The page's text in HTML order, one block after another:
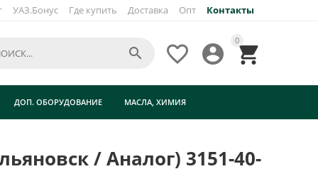
УАЗ.Бонус Где купить Доставка Опт Контакты
0




ДОП. ОБОРУДОВАНИЕ МАСЛА, ХИМИЯ
/ Аналог) 3151-40-